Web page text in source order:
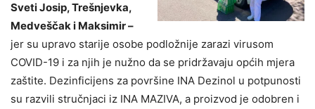
Sveti Josip, Trešnjevka,
Medveščak i Maksimir –
jer su upravo starije osobe podložnije zarazi virusom
COVID-19 i za njih je nužno da se pridržavaju općih mjera
zaštite. Dezinficijens za površine INA Dezinol u potpunosti
su razvili stručnjaci iz INA MAZIVA, a proizvod je odobren i